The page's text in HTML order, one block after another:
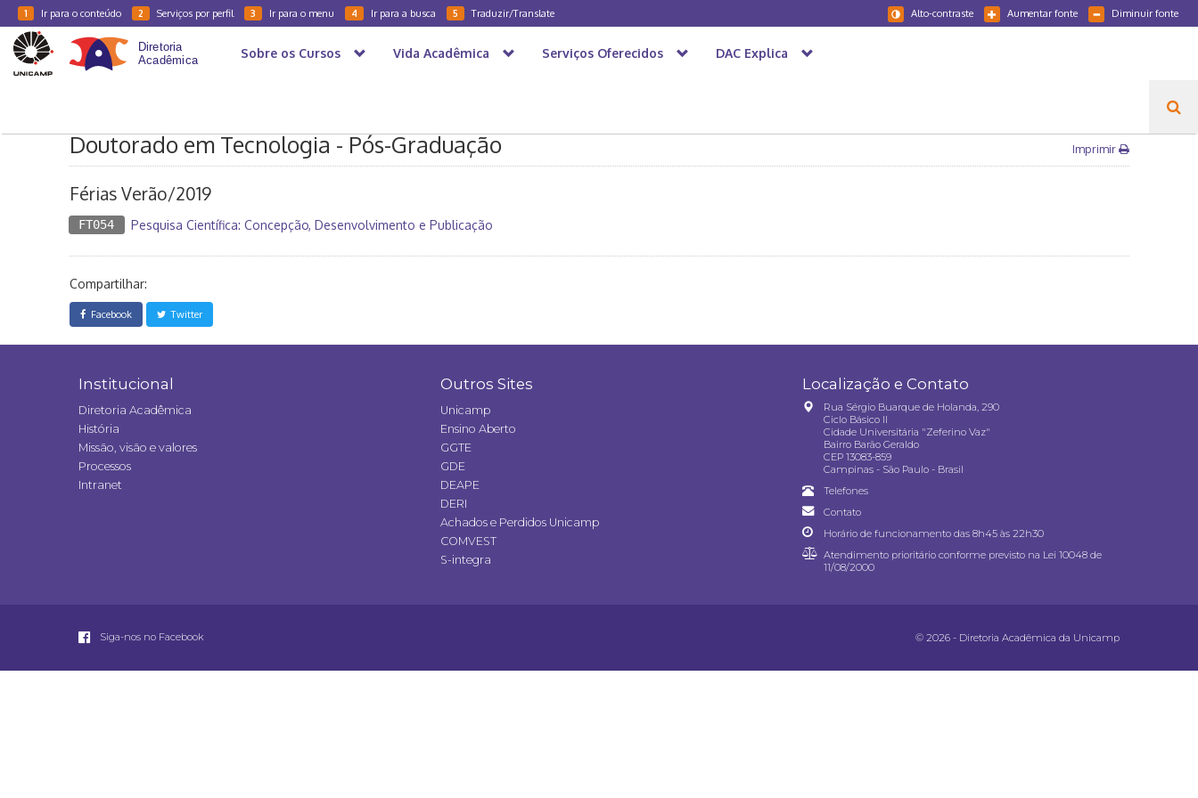
1 Ir para o conteúdo 2 Serviços por perfil 3 Ir para o menu 4 Ir para a busca 5 Traduzir/Translate Diminuir fonte
Aumentar fonte
Alto-contraste
Sobre os Cursos Vida Acadêmica Serviços Oferecidos DAC Explica
Doutorado em Tecnologia - Pós-Graduação Imprimir
Férias Verão/2019
FT054 Pesquisa Científica: Concepção, Desenvolvimento e Publicação
Compartilhar:
Facebook Twitter
Institucional
Diretoria Acadêmica
História
Missão, visão e valores
Processos
Intranet
Outros Sites
Unicamp
Ensino Aberto
GGTE
GDE
DEAPE
DERI
Achados e Perdidos Unicamp
COMVEST
S-integra
Localização e Contato
Rua Sérgio Buarque de Holanda, 290
Ciclo Básico II
Cidade Universitária "Zeferino Vaz"
Bairro Barão Geraldo
CEP 13083-859
Campinas - São Paulo - Brasil
Telefones
Contato
Horário de funcionamento das 8h45 às 22h30
Atendimento prioritário conforme previsto na Lei 10048 de
11/08/2000
Siga-nos no Facebook © 2026 - Diretoria Acadêmica da Unicamp